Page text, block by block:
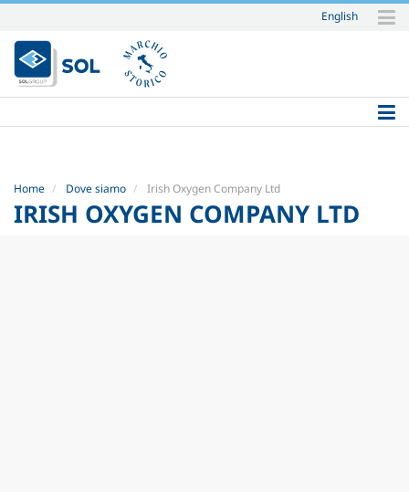
Salta
ai
contenuti.
|
alla
English
Home Dove siamo Irish Oxygen Company Ltd
IRISH OXYGEN COMPANY LTD